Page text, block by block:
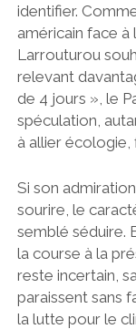
identifier.
américain face à
Larrouturou
relevant
de 4 jours », le
spéculation,
à allier écologie,
Si son
sourire, le
semblé séduire.
la course à la
reste incertain,
paraissent sans
la lutte pour le